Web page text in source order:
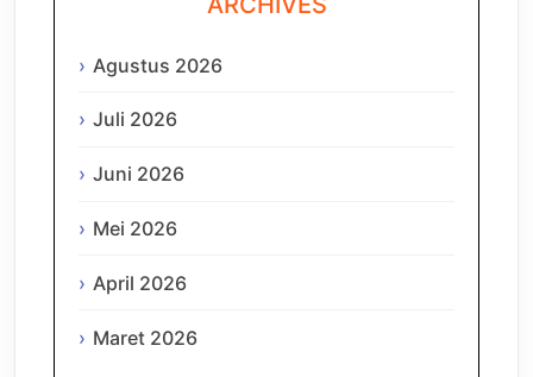
Agustus 2026
Juli 2026
Juni 2026
Mei 2026
April 2026
Maret 2026